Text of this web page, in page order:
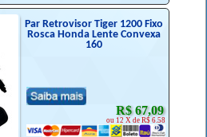
Par Retrovisor Tiger 1200 Fixo
Rosca Honda Lente Convexa
160
R$ 67,09
ou 12 X de R$ 6.58